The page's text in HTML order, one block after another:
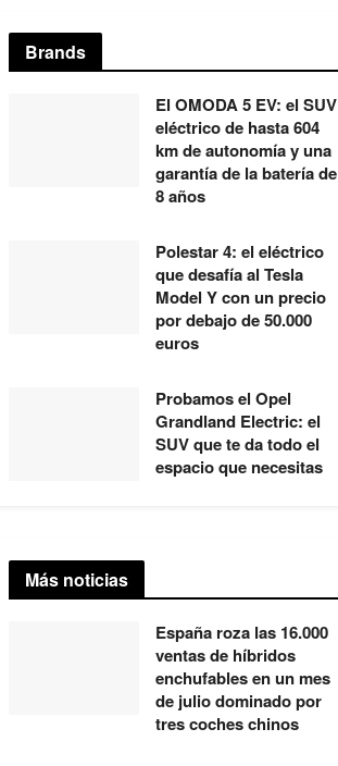
Brands
El OMODA 5 EV: el SUV
eléctrico de hasta 604
km de autonomía y una
garantía de la batería de
8 años
Polestar 4: el eléctrico
que desafía al Tesla
Model Y con un precio
por debajo de 50.000
euros
Probamos el Opel
Grandland Electric: el
SUV que te da todo el
espacio que necesitas
Más noticias
España roza las 16.000
ventas de híbridos
enchufables en un mes
de julio dominado por
tres coches chinos